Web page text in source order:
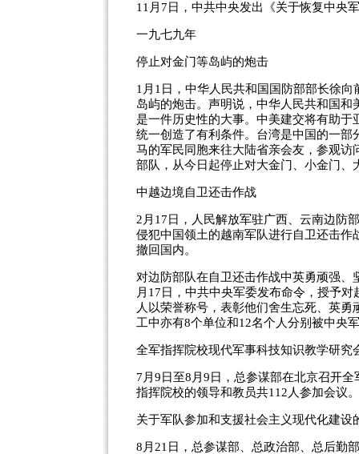
11月7日，中共中央发出《关于恢复中央
一九七九年
停止对金门等岛屿的炮击
1月1日，中华人民共和国国防部部长徐
岛屿的炮击。声明说，中华人民共和国
是一件历史性的大事。中美建交将有助
统一创造了有利条件。台湾是中国的一
马的军民同胞来往大陆省亲会友，参观
部队，从今日起停止对大金门、小金门、
中越边境自卫还击作战
2月17日，人民解放军驻广西、云南边防
侵犯中国领土的越南军队进行自卫还击
撤回国内。
对边防部队在自卫还击作战中英勇顽强
月17日，中共中央军委发布命令，授予
人以荣誉称号，表彰他们舍生忘死、英
工中亦有8个单位和12名个人分别被中央
全军指挥院校现代军事科技知识教学研究
7月9日至8月9日，总参谋部在北京召开
指挥院校的领导和教员共112人参加会议。
关于军队参加和支援社会主义现代化建设
8月21日，总参谋部、总政治部、总后勤